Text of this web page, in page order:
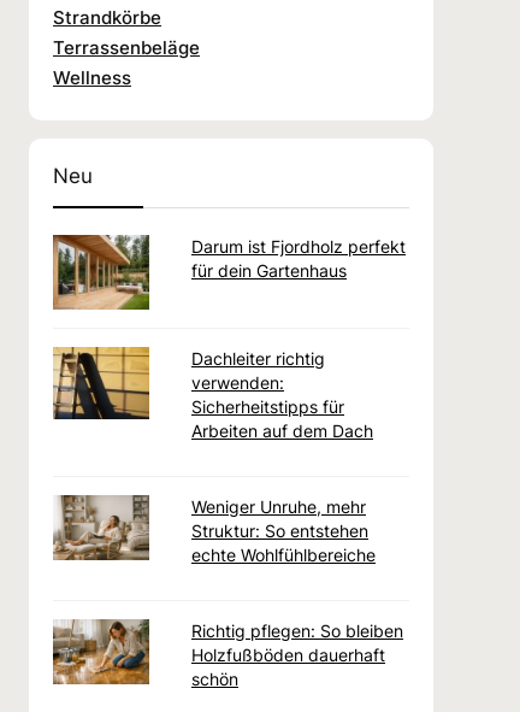
Strandkörbe
Terrassenbeläge
Wellness
Neu
Darum ist Fjordholz perfekt
für dein Gartenhaus
Dachleiter richtig
verwenden:
Sicherheitstipps für
Arbeiten auf dem Dach
Weniger Unruhe, mehr
Struktur: So entstehen
echte Wohlfühlbereiche
Richtig pflegen: So bleiben
Holzfußböden dauerhaft
schön